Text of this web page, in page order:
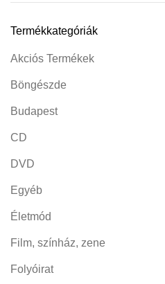
Termékkategóriák
Akciós Termékek
Böngészde
Budapest
CD
DVD
Egyéb
Életmód
Film, színház, zene
Folyóirat